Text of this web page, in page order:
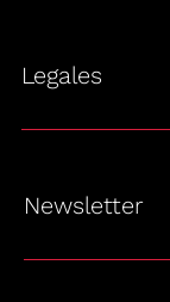
Legales
Newsletter